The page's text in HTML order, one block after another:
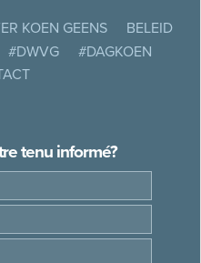
KOEN GEENS
BELEID
#DWVG
#DAGKOEN
tenu informé?